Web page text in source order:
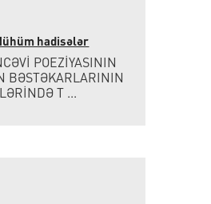
hadisələr
POEZİYASININ
BƏSTƏKARLARININ
T ...